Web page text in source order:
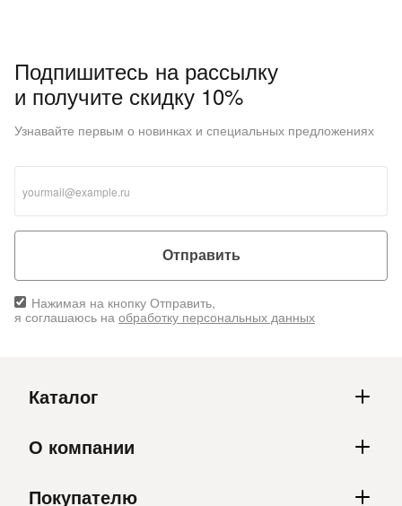
Подпишитесь на рассылку
и получите скидку 10%
Узнавайте первым о новинках и специальных предложениях
Отправить
Нажимая на кнопку Отправить,
я соглашаюсь на обработку персональных данных
Каталог
О компании
Покупателю